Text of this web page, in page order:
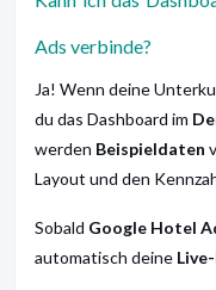
Ads verbinde?
Ja! Wenn deine
du das Dashboard im
werden Beispieldaten
Layout und den
Sobald Google Hotel
automatisch deine